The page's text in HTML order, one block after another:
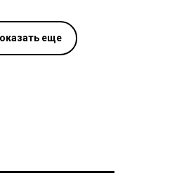
еще